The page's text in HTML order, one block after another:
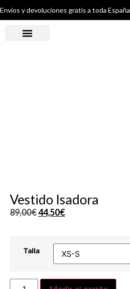
Envíos y devoluciones gratis a toda España
Vestido Isadora
89,00€44,50€
Talla